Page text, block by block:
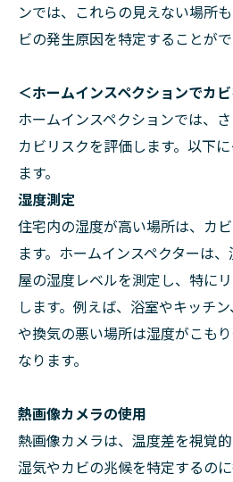
ンでは、これらの見えない場所
ビの発生原因を特定することがで
＜ホームインスペクションでカ
ホームインスペクションでは、
カビリスクを評価します。以下
ます。
湿度測定
住宅内の湿度が高い場所は、カ
ます。ホームインスペクターは
屋の湿度レベルを測定し、特に
します。例えば、浴室やキッチ
や換気の悪い場所は湿度がこも
なります。
熱画像カメラの使用
熱画像カメラは、温度差を視覚
湿気やカビの兆候を特定するの